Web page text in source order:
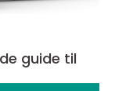
guide til